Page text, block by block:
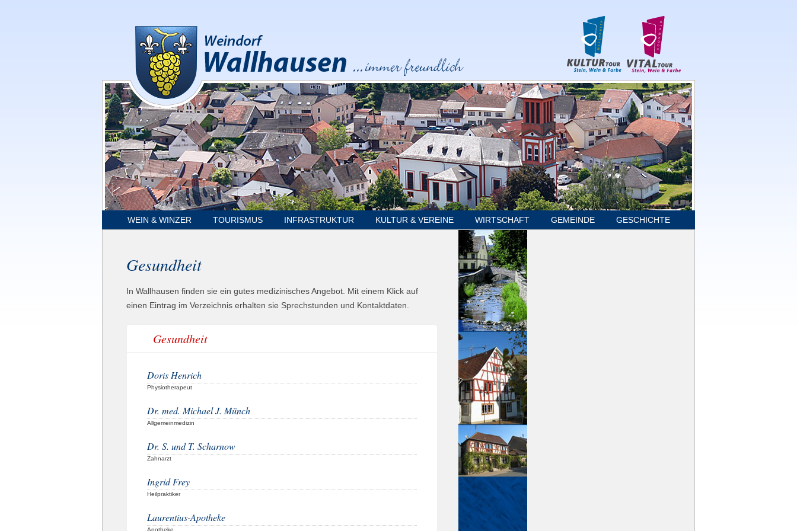
WEIN & WINZER TOURISMUS INFRASTRUKTUR KULTUR & VEREINE WIRTSCHAFT GEMEINDE GESCHICHTE
Gesundheit
In Wallhausen finden sie ein gutes medizinisches Angebot. Mit einem Klick auf
einen Eintrag im Verzeichnis erhalten sie Sprechstunden und Kontaktdaten.
Gesundheit
Doris Henrich
Physiotherapeut
Dr. med. Michael J. Münch
Allgemeinmedizin
Dr. S. und T. Scharnow
Zahnarzt
Ingrid Frey
Heilpraktiker
Laurentius-Apotheke